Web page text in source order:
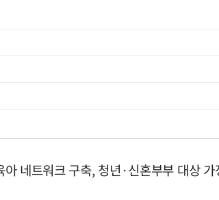
네트워크 구축, 청년·신혼부부 대상